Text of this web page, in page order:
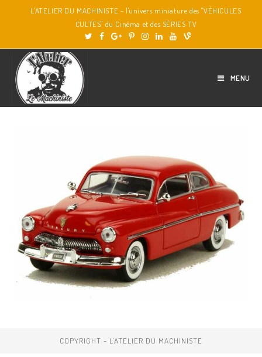
L'ATELIER DU MACHINISTE - l'univers miniature des "VÉHICULES
CULTES" du Cinéma et des SÉRIES TV
MENU
COPYRIGHT - L'ATELIER DU MACHINISTE